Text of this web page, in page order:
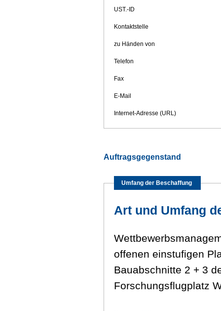
UST.-ID
Kontaktstelle
zu Händen von
Telefon
Fax
E-Mail
Internet-Adresse (URL)
Auftragsgegenstand
Umfang der Beschaffung
Art und Umfang
offenen einstufigen
Bauabschnitte 2 + 3
Forschungsflugplatz